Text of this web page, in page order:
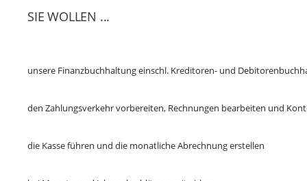
SIE WOLLEN ...
unsere Finanzbuchhaltung einschl. Kreditoren- und
den Zahlungsverkehr vorbereiten, Rechnungen bearbeiten und
die Kasse führen und die monatliche Abrechnung erstellen